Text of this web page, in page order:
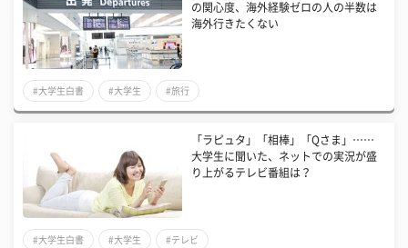
の関心度、海外経験ゼロの人の半数は
海外行きたくない
#大学生白書 #大学生 #旅行
「ラピュタ」「相棒」「Qさま」……
大学生に聞いた、ネットでの実況が盛
り上がるテレビ番組は？
#大学生白書 #大学生 #テレビ